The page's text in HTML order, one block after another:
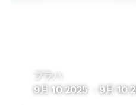
プラハ
9月 10 2025
9月 10